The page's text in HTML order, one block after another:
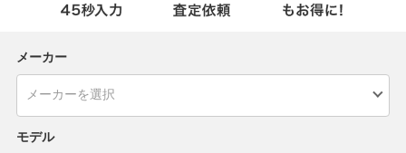
メーカー
モデル